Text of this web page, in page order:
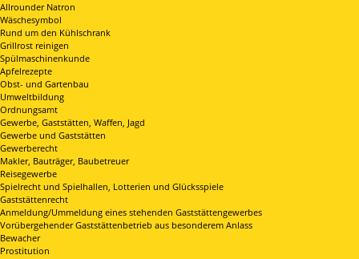
Allrounder Natron
Wäschesymbol
Rund um den Kühlschrank
Grillrost reinigen
Spülmaschinenkunde
Apfelrezepte
Obst- und Gartenbau
Umweltbildung
Ordnungsamt
Gewerbe, Gaststätten, Waffen, Jagd
Gewerbe und Gaststätten
Gewerberecht
Makler, Bauträger, Baubetreuer
Reisegewerbe
Spielrecht und Spielhallen, Lotterien und Glücksspiele
Gaststättenrecht
Anmeldung/Ummeldung eines stehenden Gaststättengewerbes
Vorübergehender Gaststättenbetrieb aus besonderem Anlass
Bewacher
Prostitution